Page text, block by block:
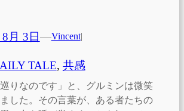
月 3日—Vincent|
TALE, 共感
巡りなのです」と、グルミンは微笑
した。その言葉が、ある者たちの